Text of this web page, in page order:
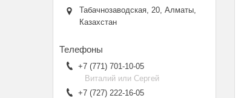
Табачнозаводская, 20, Алматы,
Казахстан
+7 (771) 701-10-05
Виталий или Сергей
+7 (727) 222-16-05